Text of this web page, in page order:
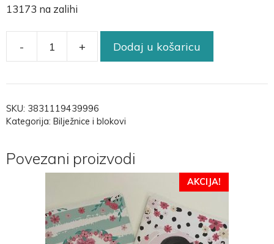
13173 na zalihi
- + Dodaj u košaricu
SKU: 3831119439996
Kategorija: Bilježnice i blokovi
Povezani proizvodi
AKCIJA!